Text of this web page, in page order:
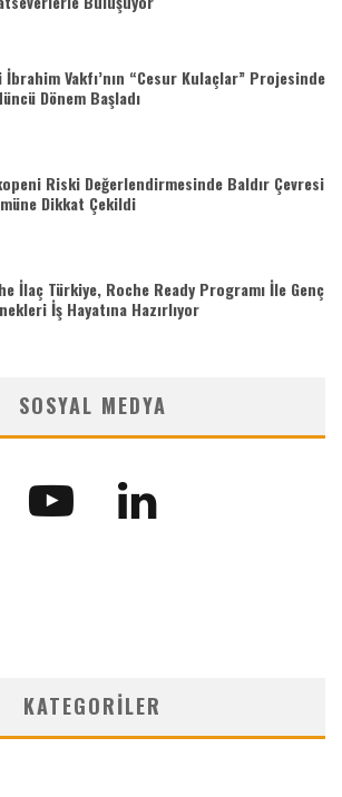
İbrahim Vakfı’nın “Cesur Kulaçlar” Projesinde
Dönem Başladı
Riski Değerlendirmesinde Baldır Çevresi
Dikkat Çekildi
İlaç Türkiye, Roche Ready Programı İle Genç
İş Hayatına Hazırlıyor
SOSYAL MEDYA
KATEGORILER